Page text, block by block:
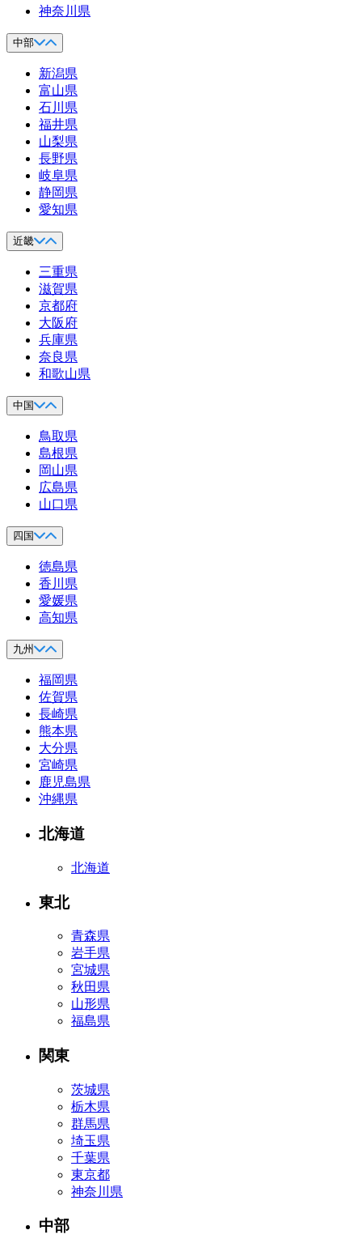
神奈川県
中部
新潟県
富山県
石川県
福井県
山梨県
長野県
岐阜県
静岡県
愛知県
近畿
三重県
滋賀県
京都府
大阪府
兵庫県
奈良県
和歌山県
中国
鳥取県
島根県
岡山県
広島県
山口県
四国
徳島県
香川県
愛媛県
高知県
九州
福岡県
佐賀県
長崎県
熊本県
大分県
宮崎県
鹿児島県
沖縄県
北海道
北海道
東北
青森県
岩手県
宮城県
秋田県
山形県
福島県
関東
茨城県
栃木県
群馬県
埼玉県
千葉県
東京都
神奈川県
中部